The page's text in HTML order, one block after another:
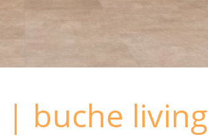
| buche living